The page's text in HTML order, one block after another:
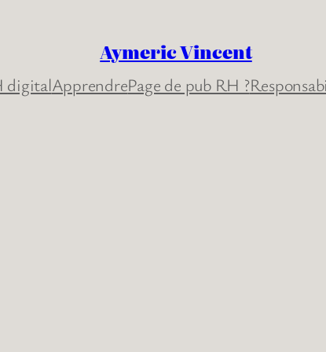
Aymeric Vincent
digitalApprendrePage de pub RH ?